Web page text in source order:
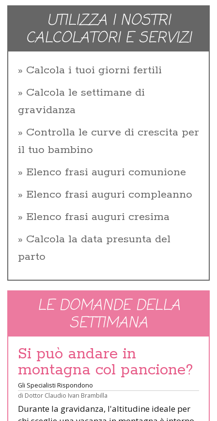
UTILIZZA I NOSTRI
CALCOLATORI E SERVIZI
Calcola i tuoi giorni fertili
Calcola le settimane di
gravidanza
Controlla le curve di crescita per
il tuo bambino
Elenco frasi auguri comunione
Elenco frasi auguri compleanno
Elenco frasi auguri cresima
Calcola la data presunta del
parto
LE DOMANDE DELLA
SETTIMANA
Si può andare in
montagna col pancione?
Gli Specialisti Rispondono
di Dottor Claudio Ivan Brambilla
Durante la gravidanza, l'altitudine ideale per